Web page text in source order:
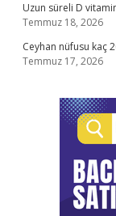
Uzun süreli D
Temmuz 18, 2026
Ceyhan nüfusu kaç
Temmuz 17, 2026